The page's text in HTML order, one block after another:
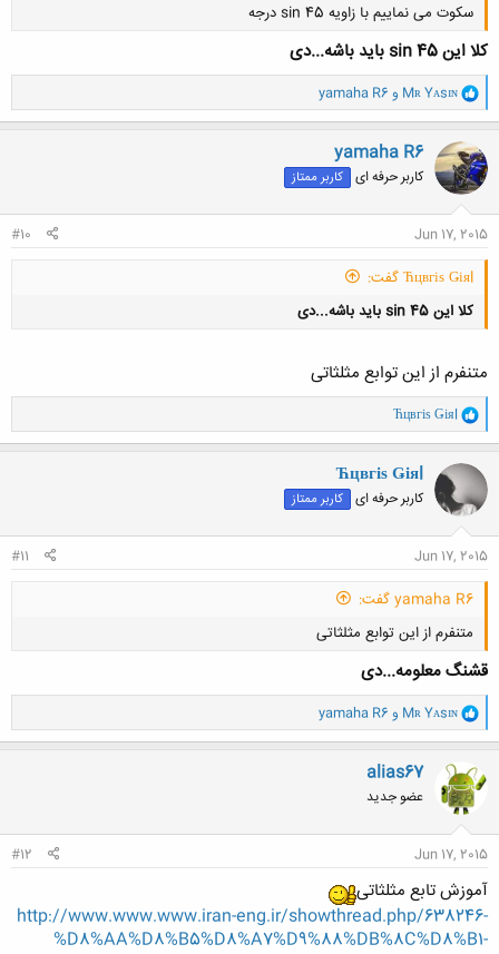
سکوت می نماییم با زاویه sin 45 درجه
کلا این sin 45 باید باشه...دی
و
ا
ک
ن
ش
ه
ا
Mʀ Yᴀsɪɴ و yamaha R6
yamaha R6
کاربر حرفه ای کاربر ممتاز
Jun 17, 2015
#10
Ћцвгіѕ Ǥіяl گفت:
کلا این sin 45 باید باشه...دی
متنفرم از این توابع مثلثاتی
و
ا
ک
ن
ش
ه
ا
Ћцвгіѕ Ǥіяl
Ћцвгіѕ Ǥіяl
کاربر حرفه ای کاربر ممتاز
Jun 17, 2015
#11
yamaha R6 گفت:
متنفرم از این توابع مثلثاتی
قشنگ معلومه...دی
و
ا
ک
ن
ش
ه
ا
Mʀ Yᴀsɪɴ و yamaha R6
alias67
عضو جدید
Jun 17, 2015
#12
آموزش تابع مثلثاتی
http://www.www.www.iran-eng.ir/showthread.php/638246-
%D8%AA%D8%B5%D8%A7%D9%88%DB%8C%D8%B1-